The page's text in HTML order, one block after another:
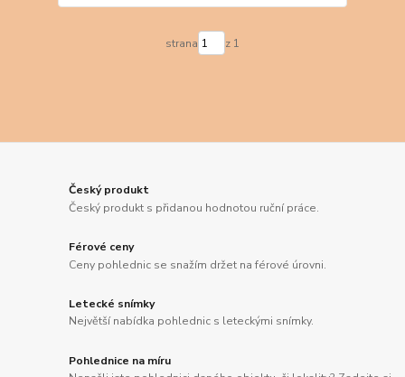
strana z 1
Český produkt
Český produkt s přidanou hodnotou ruční práce.
Férové ceny
Ceny pohlednic se snažím držet na férové úrovni.
Letecké snímky
Největší nabídka pohlednic s leteckými snímky.
Pohlednice na míru